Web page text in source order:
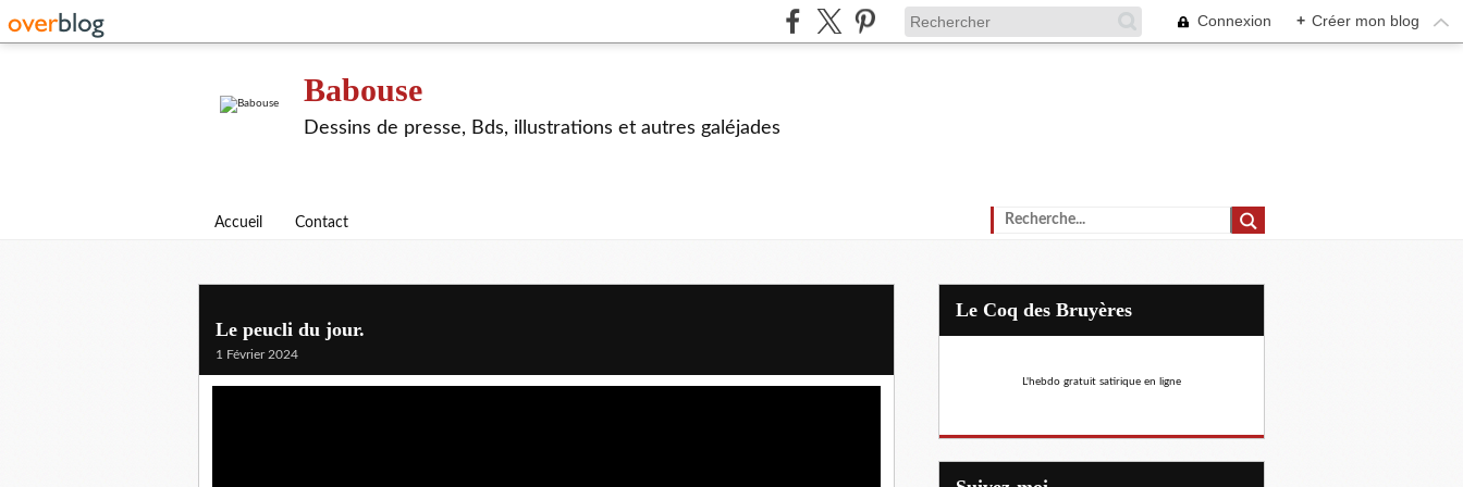
Connexion + Créer mon blog
Babouse
Dessins de presse, Bds, illustrations et autres galéjades
Accueil Contact
Le peucli du jour.
1 Février 2024
Le Coq des Bruyères
L'hebdo gratuit satirique en ligne